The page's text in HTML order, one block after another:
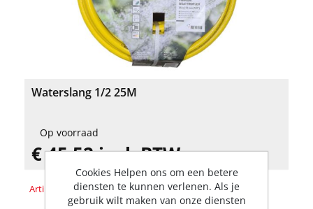
Waterslang 1/2 25M
Op voorraad
€ 45,52 incl. BTW
Artikelnummer: 10092431025
Cookies Helpen ons om een betere
diensten te kunnen verlenen. Als je
gebruik wilt maken van onze diensten